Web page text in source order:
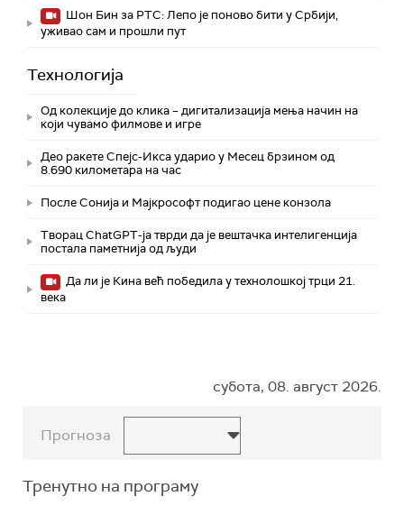
Шон Бин за РТС: Лепо је поново бити у Србији,
уживао сам и прошли пут
Технологијa
Од колекције до клика – дигитализација мења начин на
који чувамо филмове и игре
Део ракете Спејс-Икса ударио у Месец брзином од
8.690 километара на час
После Сонија и Мајкрософт подигао цене конзола
Творац ChatGPT-ја тврди да је вештачка интелигенција
постала паметнија од људи
Да ли је Кина већ победила у технолошкој трци 21.
века
субота, 08. август 2026.
Прогноза
Тренутно на програму